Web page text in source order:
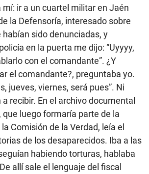
mí: ir a un cuartel militar en Jaén
la Defensoría, interesado sobre
habían sido denunciadas, y
en la puerta me dijo: “Uyyyy,
con el comandante”. ¿Y
el comandante?, preguntaba yo.
jueves, viernes, será pues”. Ni
recibir. En el archivo documental
que luego formaría parte de la
Comisión de la Verdad, leía el
de los desaparecidos. Iba a las
habiendo torturas, hablaba
allí sale el lenguaje del fiscal